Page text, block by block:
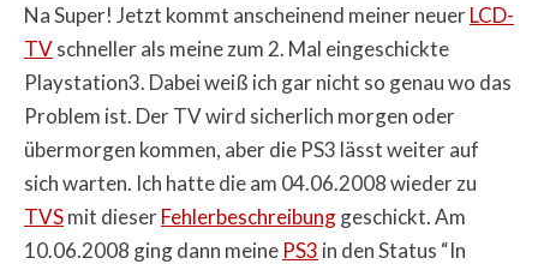
Na Super! Jetzt kommt anscheinend meiner neuerLCD-
TVschneller als meine zum 2. Mal eingeschickte
Playstation3. Dabei weiß ich gar nicht so genau wo das
Problem ist. Der TV wird sicherlich morgen oder
übermorgen kommen, aber die PS3 lässt weiter auf
sich warten. Ich hatte die am 04.06.2008 wieder zu
TVSmit dieserFehlerbeschreibunggeschickt. Am
10.06.2008 ging dann meine PS3 in den Status “In